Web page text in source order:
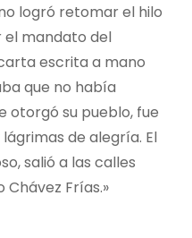
logró retomar el hilo
mandato del
escrita a mano
que no había
otorgó su pueblo, fue
de alegría. El
salió a las calles
Chávez Frías.»